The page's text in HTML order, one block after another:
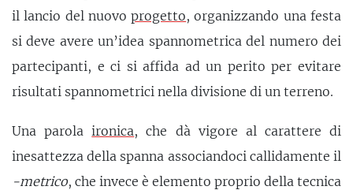
il lancio del nuovoprogetto, organizzando una festa
si deve avere un’idea spannometrica del numero dei
partecipanti, e ci si affida ad un perito per evitare
risultati spannometrici nella divisione di un terreno.
Una parolaironica, che dà vigore al carattere di
inesattezza della spanna associandoci callidamente il
-metrico, che invece è elemento proprio della tecnica